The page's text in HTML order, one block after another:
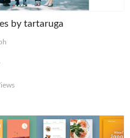
,
by tartaruga